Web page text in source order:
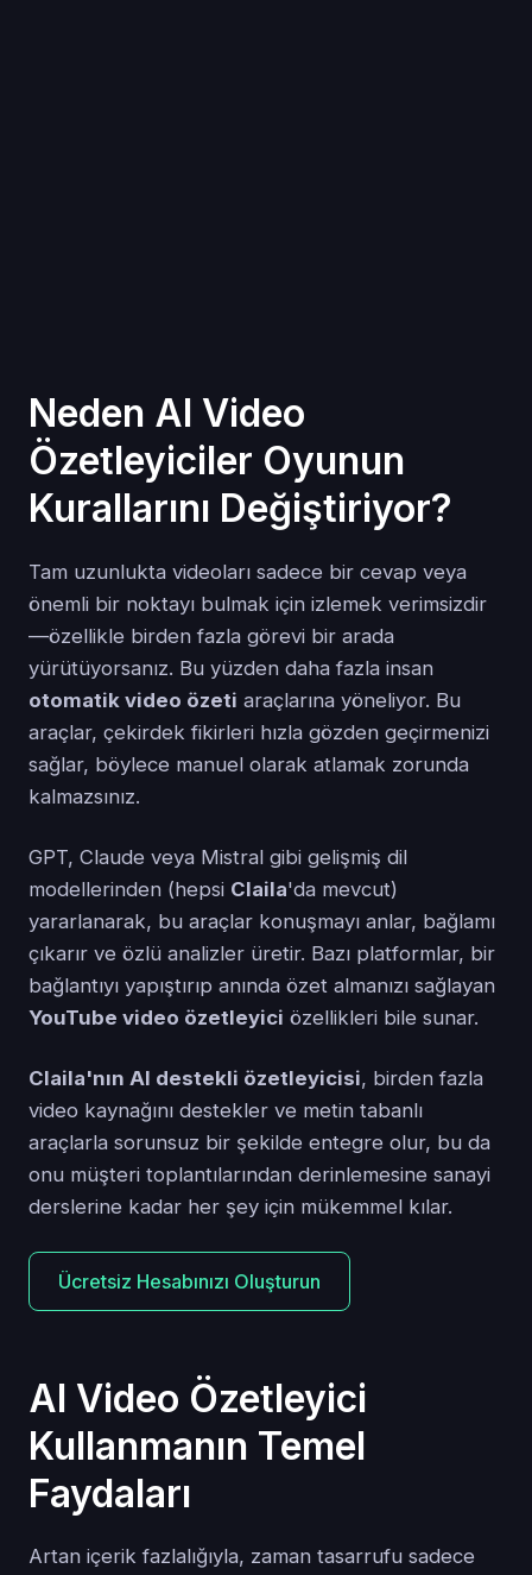
Neden AI Video
Özetleyiciler Oyunun
Kurallarını Değiştiriyor?
Tam uzunlukta videoları sadece bir cevap veya
önemli bir noktayı bulmak için izlemek verimsizdir
—özellikle birden fazla görevi bir arada
yürütüyorsanız. Bu yüzden daha fazla insan
otomatik video özeti araçlarına yöneliyor. Bu
araçlar, çekirdek fikirleri hızla gözden geçirmenizi
sağlar, böylece manuel olarak atlamak zorunda
kalmazsınız.
GPT, Claude veya Mistral gibi gelişmiş dil
modellerinden (hepsi Claila'da mevcut)
yararlanarak, bu araçlar konuşmayı anlar, bağlamı
çıkarır ve özlü analizler üretir. Bazı platformlar, bir
bağlantıyı yapıştırıp anında özet almanızı sağlayan
YouTube video özetleyici özellikleri bile sunar.
Claila'nın AI destekli özetleyicisi, birden fazla
video kaynağını destekler ve metin tabanlı
araçlarla sorunsuz bir şekilde entegre olur, bu da
onu müşteri toplantılarından derinlemesine sanayi
derslerine kadar her şey için mükemmel kılar.
Ücretsiz Hesabınızı Oluşturun
AI Video Özetleyici
Kullanmanın Temel
Faydaları
Artan içerik fazlalığıyla, zaman tasarrufu sadece